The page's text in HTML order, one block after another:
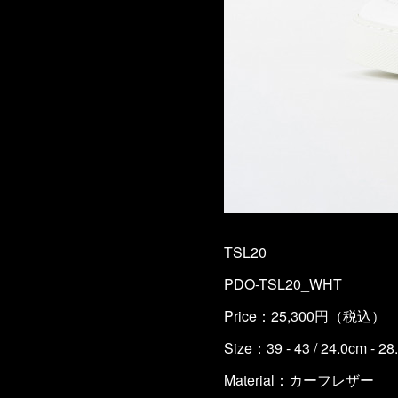
TSL20
PDO-TSL20_WHT
Price：25,300円（税込）
Size：39 - 43 / 24.0cm -
Material：カーフレザー